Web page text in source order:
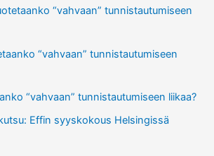
“vahvaan” tunnistautumiseen
“vahvaan” tunnistautumiseen
“vahvaan” tunnistautumiseen liikaa?
Effin syyskokous Helsingissä